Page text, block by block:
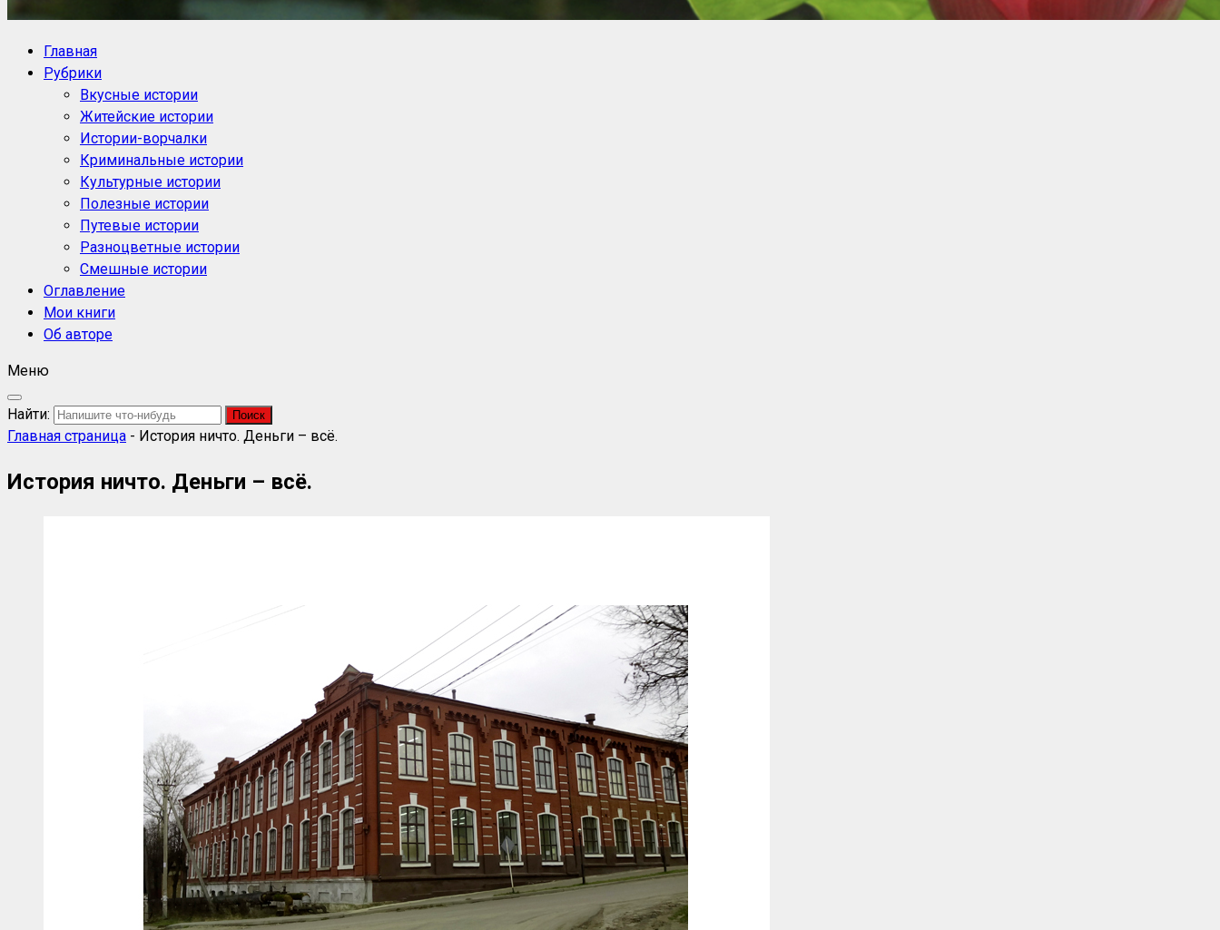
Блог историй NoorySan
Главная
Рубрики
Вкусные истории
Житейские истории
Истории-ворчалки
Криминальные истории
Культурные истории
Полезные истории
Путевые истории
Разноцветные истории
Смешные истории
Оглавление
Мои книги
Об авторе
Меню
Найти:
Главная страница - История ничто. Деньги – всё.
История ничто. Деньги – всё.